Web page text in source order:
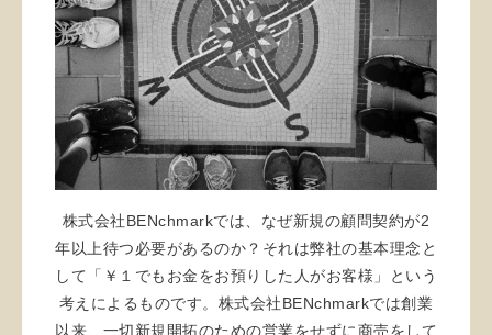
株式会社BENchmarkでは、なぜ新規の顧問契約が2
年以上待つ必要があるのか？それは弊社の基本理念と
して「￥１でもお金をお預りした人がお客様」という
考えによるものです。株式会社BENchmarkでは創業
以来、一切新規開拓のための営業をせずに商売をして